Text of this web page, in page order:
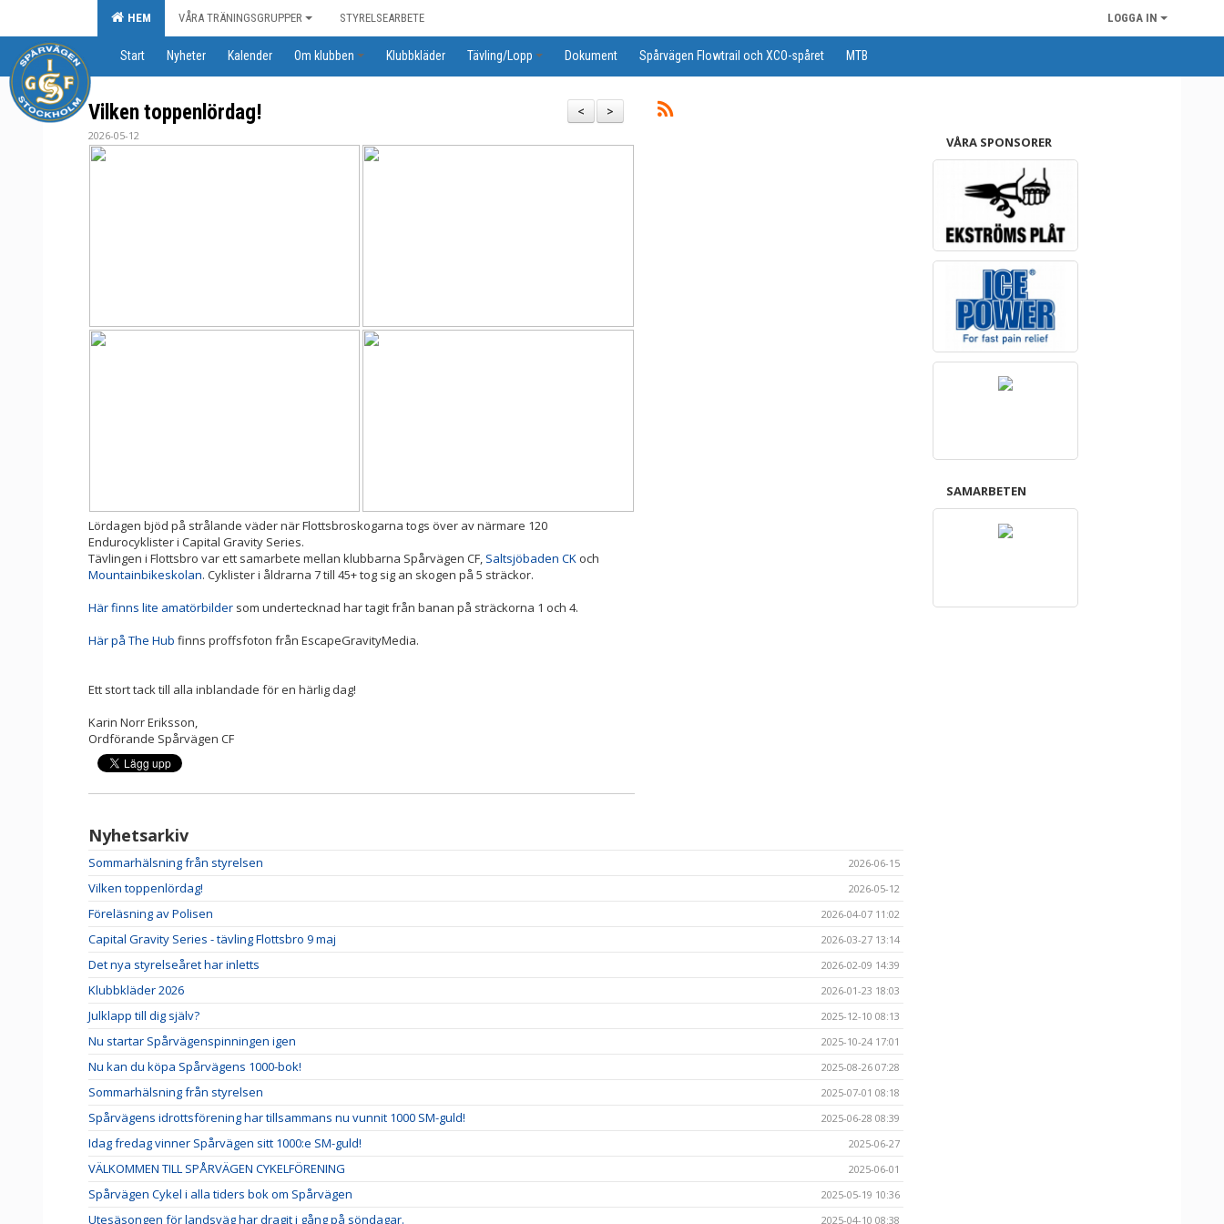
HEM VÅRA TRÄNINGSGRUPPER STYRELSEARBETE LOGGA IN
Start Nyheter Kalender Om klubben Klubbkläder Tävling/Lopp Dokument Spårvägen Flowtrail och XCO-spåret MTB
>
<
Vilken toppenlördag!
2026-05-12
Lördagen bjöd på strålande väder när Flottsbroskogarna togs över av närmare 120
Endurocyklister i Capital Gravity Series.
Tävlingen i Flottsbro var ett samarbete mellan klubbarna Spårvägen CF, Saltsjöbaden CK och
Mountainbikeskolan. Cyklister i åldrarna 7 till 45+ tog sig an skogen på 5 sträckor.
Här finns lite amatörbilder som undertecknad har tagit från banan på sträckorna 1 och 4.
Här på The Hub finns proffsfoton från EscapeGravityMedia.
Ett stort tack till alla inblandade för en härlig dag!
Karin Norr Eriksson,
Ordförande Spårvägen CF
Nyhetsarkiv
Sommarhälsning från styrelsen 2026-06-15
Vilken toppenlördag! 2026-05-12
Föreläsning av Polisen 2026-04-07 11:02
Capital Gravity Series - tävling Flottsbro 9 maj 2026-03-27 13:14
Det nya styrelseåret har inletts 2026-02-09 14:39
Klubbkläder 2026 2026-01-23 18:03
Julklapp till dig själv? 2025-12-10 08:13
Nu startar Spårvägenspinningen igen 2025-10-24 17:01
Nu kan du köpa Spårvägens 1000-bok! 2025-08-26 07:28
Sommarhälsning från styrelsen 2025-07-01 08:18
Spårvägens idrottsförening har tillsammans nu vunnit 1000 SM-guld! 2025-06-28 08:39
Idag fredag vinner Spårvägen sitt 1000:e SM-guld! 2025-06-27
VÄLKOMMEN TILL SPÅRVÄGEN CYKELFÖRENING 2025-06-01
Spårvägen Cykel i alla tiders bok om Spårvägen 2025-05-19 10:36
Utesäsongen för landsväg har dragit i gång på söndagar. 2025-04-10 08:38
VÅRA SPONSORER
SAMARBETEN